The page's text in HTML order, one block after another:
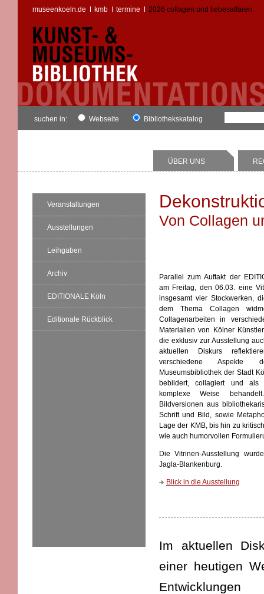
museenkoeln.de kmb termine 2026 collagen und liebesaffären
suchen in: Webseite Bibliothekskatalog
ÜBER UNS
Veranstaltungen
Ausstellungen
Leihgaben
Archiv
EDITIONALE Köln
Editionale Rückblick
Von Collagen
Parallel zum Auftakt der
am Freitag, den 06.03. eine
insgesamt vier Stockwerken,
dem Thema Collagen
Collagenarbeiten in
Materialien von Kölner
die exklusiv zur Ausstellung
aktuellen Diskurs
verschiedene
Museumsbibliothek der Stadt
bebildert, collagiert und als
komplexe Weise
Bildversionen aus
Schrift und Bild, sowie
Lage der KMB, bis hin zu
wie auch humorvollen
Die Vitrinen-Ausstellung
Jagla-Blankenburg.
Blick in die Ausstellung
Im aktuellen
einer heutigen